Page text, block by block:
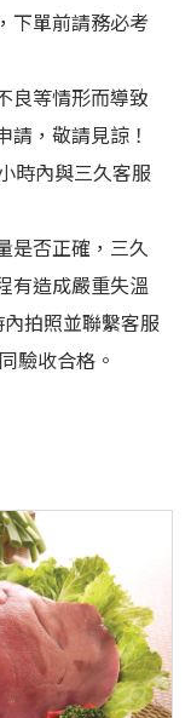
下單前請務必考
良等情形而導致
，敬請見諒！
時內與三久客服
是否正確，三久
有造成嚴重失溫
拍照並聯繫客服
驗收合格。